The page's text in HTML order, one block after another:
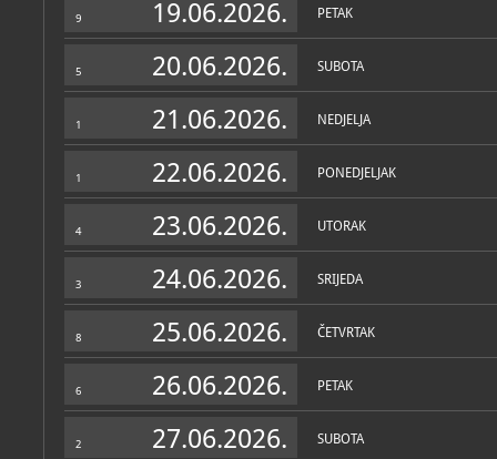
9 19.06.2026. PETAK
5 20.06.2026. SUBOTA
1 21.06.2026. NEDJELJA
1 22.06.2026. PONEDJELJAK
4 23.06.2026. UTORAK
3 24.06.2026. SRIJEDA
8 25.06.2026. ČETVRTAK
6 26.06.2026. PETAK
2 27.06.2026. SUBOTA
Radoboju bilo je u 19.
Geološku zbirku čine
listova, o ostalo su otisci
dokazuju i mnogobrojni
Različite biljne vrste
našem umjerenom
javora i sličnih, sačuvani
karakterističnih za
Okamina listova vinove
poznati fosil ove vrste u
Arheološku zbirku
ostaci ljudske prošlosti s
do danas. Stalni postav
perioda do srednjeg i
sjekira i nalaza iz
najnovijih istraživanja
rudarska, tehnička